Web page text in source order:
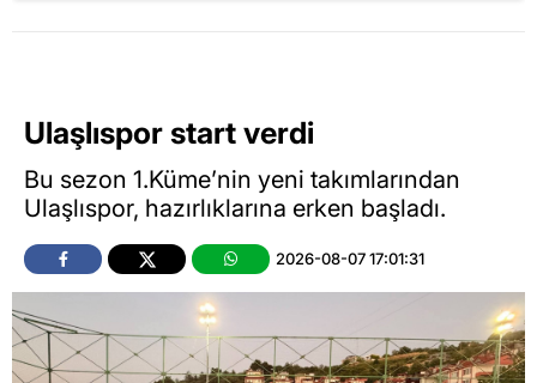
Ulaşlıspor start verdi
Bu sezon 1.Küme’nin yeni takımlarından
Ulaşlıspor, hazırlıklarına erken başladı.
2026-08-07 17:01:31